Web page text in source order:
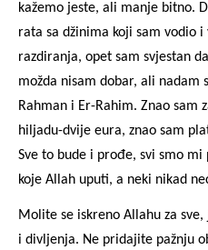
kažemo jeste, ali manje bitno.
rata sa džinima koji sam vodio
razdiranja, opet sam svjestan
možda nisam dobar, ali nadam
Rahman i Er-Rahim. Znao sam
hiljadu-dvije eura, znao sam
Sve to bude i prođe, svi smo
koje Allah uputi, a neki nikad
Molite se iskreno Allahu za
i divljenja. Ne pridajite pažnju